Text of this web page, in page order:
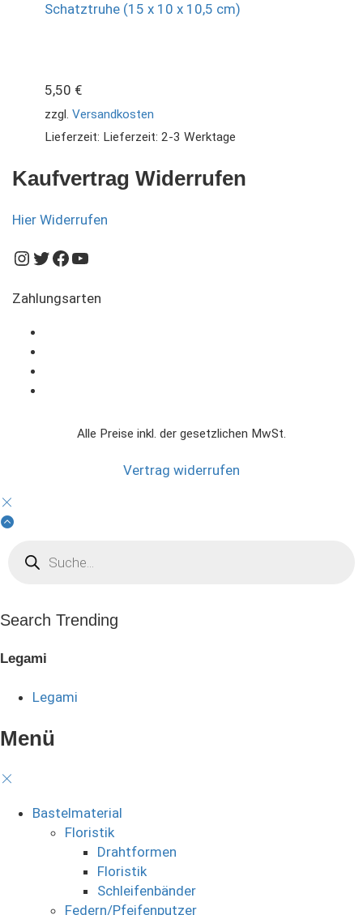
Schatztruhe (15 x 10 x 10,5 cm)
5,50 €
zzgl. Versandkosten
Lieferzeit: Lieferzeit: 2-3 Werktage
Kaufvertrag Widerrufen
Hier Widerrufen
Instagram
Twitter
Facebook
YouTube
Zahlungsarten
Alle Preise inkl. der gesetzlichen MwSt.
Vertrag widerrufen
search
Search Trending
Legami
Legami
Menü
Bastelmaterial
Floristik
Drahtformen
Floristik
Schleifenbänder
Federn/Pfeifenputzer